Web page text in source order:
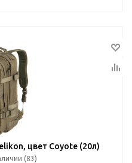
цвет Coyote (20л)
(83)